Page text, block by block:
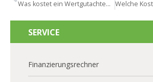
Was kostet ein Wertgutachten in Wiesbaden?
SERVICE
Finanzierungsrechner